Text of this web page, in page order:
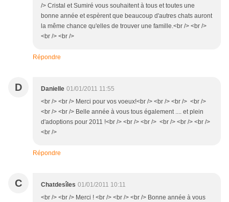
/> Cristal et Sumiré vous souhaitent à tous et toutes une
bonne année et espèrent que beaucoup d'autres chats auront
la même chance qu'elles de trouver une famille.<br /> <br />
<br /> <br />
Répondre
D Danielle 01/01/2011 11:55
<br /> <br /> Merci pour vos voeux!<br /> <br /> <br /> <br />
<br /> <br /> Belle année à vous tous également .... et plein
d'adoptions pour 2011 !<br /> <br /> <br /> <br /> <br /> <br />
<br />
Répondre
C Chatdesîles 01/01/2011 10:11
<br /> <br /> Merci ! <br /> <br /> <br /> Bonne année à vous